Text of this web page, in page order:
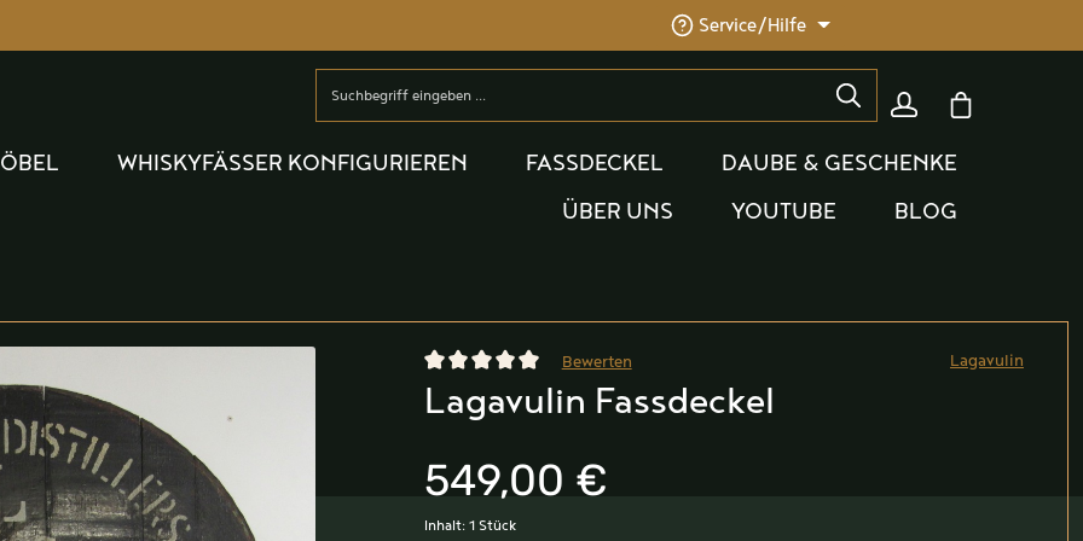
Service/Hilfe
Warenkorb
WHISKYFÄSSER KONFIGURIEREN FASSDECKEL
DAUBE & GESCHENKE
ÜBER UNS
YOUTUBE BLOG
Durchschnittliche Bewertung von 0 von 5 Sternen
Bewerten Lagavulin
Lagavulin Fassdeckel
549,00 €
Inhalt:1 Stück